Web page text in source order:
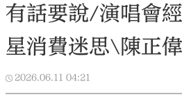
有話要說/演唱會
星消費迷思\陳正偉
2026.06.11 04:21